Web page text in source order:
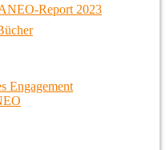
Report 2023
Engagement